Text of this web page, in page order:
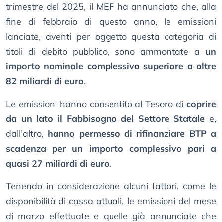
trimestre del 2025, il MEF ha annunciato che, alla
fine di febbraio di questo anno, le emissioni
lanciate, aventi per oggetto questa categoria di
titoli di debito pubblico, sono ammontate a un
importo nominale complessivo superiore a oltre
82 miliardi di euro.
Le emissioni hanno consentito al Tesoro di coprire
da un lato il Fabbisogno del Settore Statale e,
dall’altro, hanno permesso di rifinanziare BTP a
scadenza per un importo complessivo pari a
quasi 27 miliardi di euro.
Tenendo in considerazione alcuni fattori, come le
disponibilità di cassa attuali, le emissioni del mese
di marzo effettuate e quelle già annunciate che